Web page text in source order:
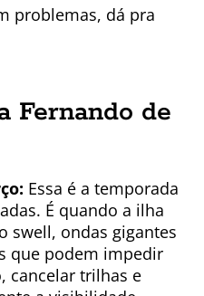
problemas, dá pra
Fernando de
Essa é a temporada
É quando a ilha
swell, ondas gigantes
que podem impedir
cancelar trilhas e